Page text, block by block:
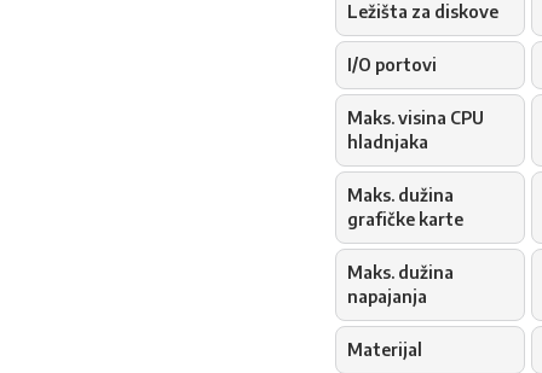
Ležišta za diskove
I/O portovi
Maks. visina CPU
hladnjaka
Maks. dužina
grafičke karte
Maks. dužina
napajanja
Materijal